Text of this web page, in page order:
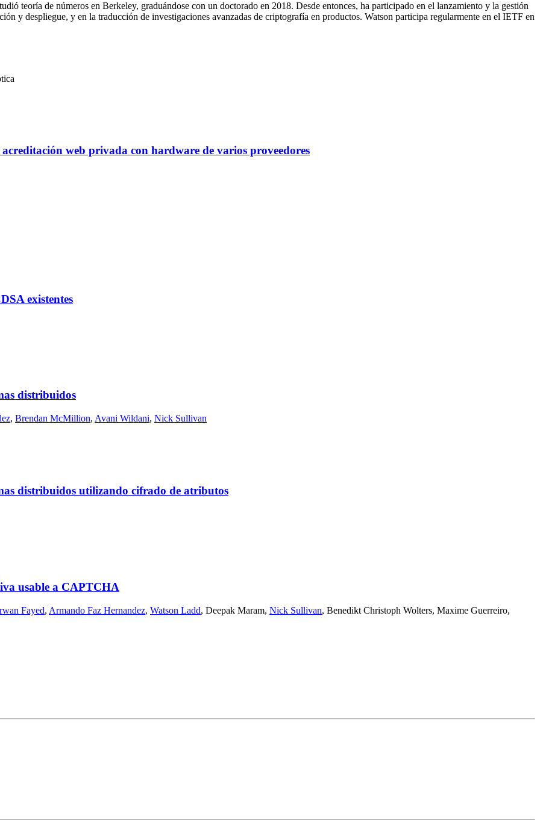
teoría de números en Berkeley, graduándose con un doctorado en 2018. Desde entonces, ha participado en el lanzamiento y la gestión
y despliegue, y en la traducción de investigaciones avanzadas de criptografía en productos. Watson participa regularmente en el IETF en
web privada con hardware de varios proveedores
existentes
distribuidos
, Brendan McMillion, Avani Wildani, Nick Sullivan
distribuidos utilizando cifrado de atributos
usable a CAPTCHA
Fayed, Armando Faz Hernandez, Watson Ladd, Deepak Maram, Nick Sullivan, Benedikt Christoph Wolters, Maxime Guerreiro,